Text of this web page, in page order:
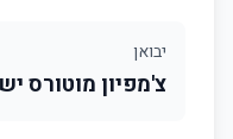
יבואן
צ'מפיון מוטורס